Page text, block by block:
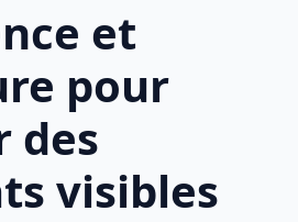
et
pour
des
visibles